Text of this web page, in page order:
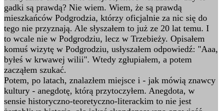
gadki są prawdą? Nie wiem. Wiem, że są prawdą
mieszkańców Podgrodzia, którzy oficjalnie za nic się do
tego nie przyznają. Ale słyszałem to już ze 20 lat temu. I
to wcale nie w Podgrodziu, lecz w Trzebieży. Opisałem
komuś wizytę w Podgrodziu, usłyszałem odpowiedź: "Aaa,
byłeś w krwawej wilii". Wtedy zgłupiałem, a potem
zacząłem szukać.
Potem, po latach, znalazłem miejsce i - jak mówią znawcy
kultury - anegdotę, którą przytoczyłem. Anegdota, w
sensie historyczno-teoretyczno-literackim to nie jest